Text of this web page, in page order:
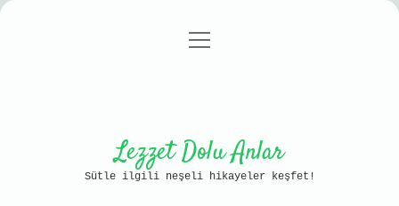
Gizlilik Politikası
menüyü
Lezzet Dolu Anlar
Sütle ilgili neşeli hikayeler keşfet!